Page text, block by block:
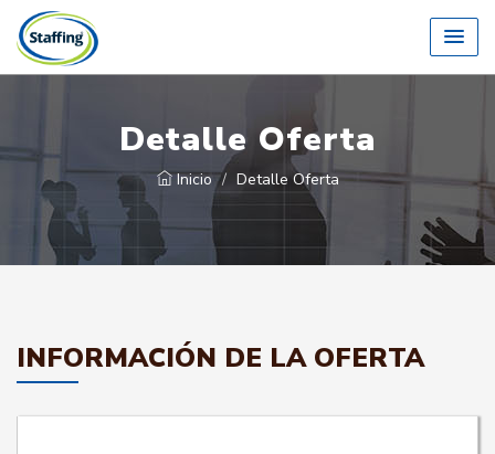
Detalle Oferta
Inicio Detalle Oferta
INFORMACIÓN DE LA OFERTA